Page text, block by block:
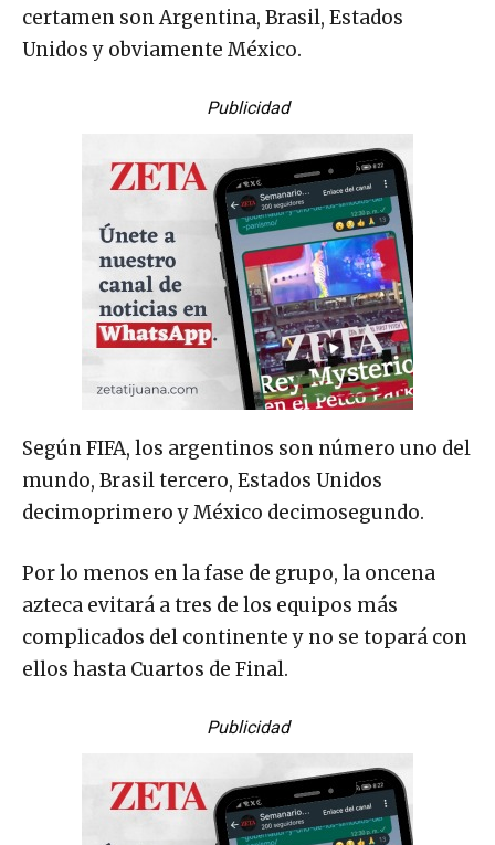
certamen son Argentina, Brasil, Estados
Unidos y obviamente México.
Publicidad
Según FIFA, los argentinos son número uno del
mundo, Brasil tercero, Estados Unidos
decimoprimero y México decimosegundo.
Por lo menos en la fase de grupo, la oncena
azteca evitará a tres de los equipos más
complicados del continente y no se topará con
ellos hasta Cuartos de Final.
Publicidad